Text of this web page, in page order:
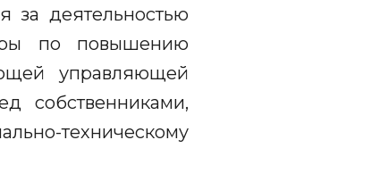
за деятельностью
по повышению
управляющей
собственниками,
техническому